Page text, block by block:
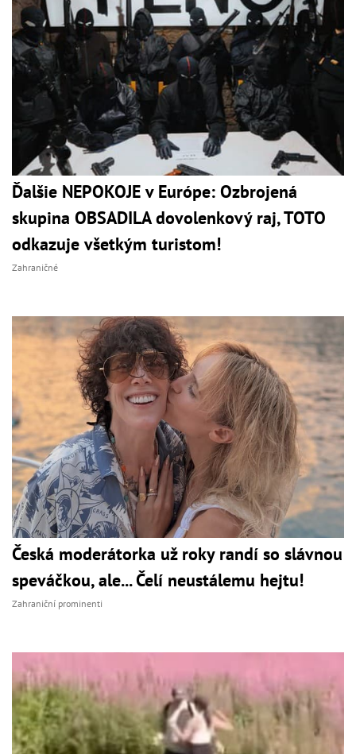
Ďalšie NEPOKOJE v Európe: Ozbrojená
skupina OBSADILA dovolenkový raj, TOTO
odkazuje všetkým turistom!
Zahraničné
Česká moderátorka už roky randí so slávnou
speváčkou, ale... Čelí neustálemu hejtu!
Zahraniční prominenti